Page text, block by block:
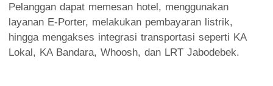
Pelanggan dapat memesan hotel, menggunakan
layanan E-Porter, melakukan pembayaran listrik,
hingga mengakses integrasi transportasi seperti KA
Lokal, KA Bandara, Whoosh, dan LRT Jabodebek.